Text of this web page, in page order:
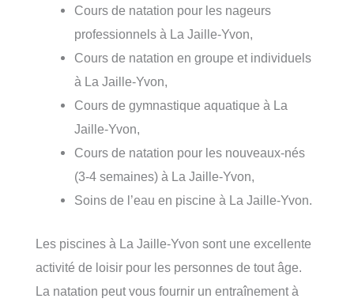
Cours de natation pour les nageurs
professionnels à La Jaille-Yvon,
Cours de natation en groupe et individuels
à La Jaille-Yvon,
Cours de gymnastique aquatique à La
Jaille-Yvon,
Cours de natation pour les nouveaux-nés
(3-4 semaines) à La Jaille-Yvon,
Soins de l’eau en piscine à La Jaille-Yvon.
Les piscines à La Jaille-Yvon sont une excellente
activité de loisir pour les personnes de tout âge.
La natation peut vous fournir un entraînement à